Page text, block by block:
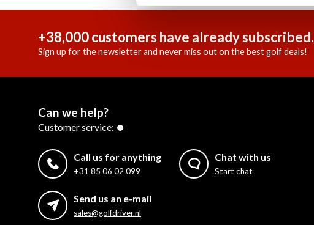
+38,000 customers have already subscribed.
Sign up for the newsletter and never miss out on the best golf deals!
Can we help?
Customer service:
Call us for anything
+31 85 06 02 099
Chat with us
Start chat
Send us an e-mail
sales@golfdriver.nl